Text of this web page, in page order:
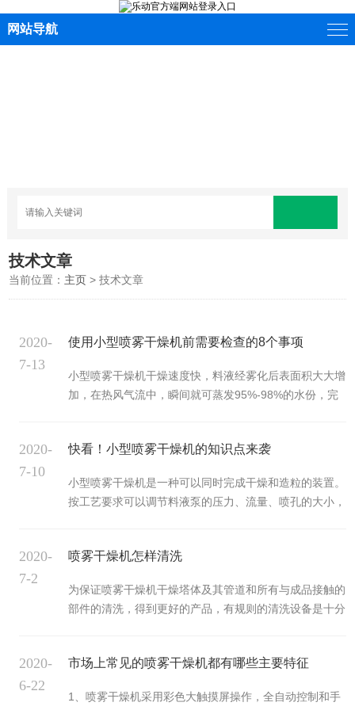
网站导航
技术文章
当前位置： 主页 > 技术文章
使用小型喷雾干燥机前需要检查的8个事项
小型喷雾干燥机干燥速度快，料液经雾化后表面积大大增
加，在热风气流中，瞬间就可蒸发95%-98%的水份，完
可确保万一的发现故障，利于第一时间排除法维修。而且
大的提升。1、检查喷雾干燥机各个装置的轴承和密封部
分连接处有无松动；2、检查各个机械部件的润滑油状况
查管道连接处是否装好密封材...
2020-
7-13
快看！小型喷雾干燥机的知识点来袭
小型喷雾干燥机是一种可以同时完成干燥和造粒的装置。
按工艺要求可以调节料液泵的压力、流量、喷孔的大小，
其与热空气接触而被干燥。多种领域：饮料、香料和色
质塑料、聚合物和树脂、芳香剂、血制品、制陶和超导体
生化制品、染料肥皂和洗涤剂、食品、黏合剂、氧化物、
陶瓷电加热丝组成，完成将常压空...
2020-
7-10
喷雾干燥机怎样清洗
为保证喷雾干燥机干燥塔体及其管道和所有与成品接触的
部件的清洗，得到更好的产品，有规则的清洗设备是十分
法，可根据实际选择干洗、湿洗或化学洗。干洗：用刷
的热水进行清洗。化学洗：用碱液、酸液和各种洗涤剂清
2020-
7-2
市场上常见的喷雾干燥机都有哪些主要特征
1、喷雾干燥机采用彩色大触摸屏操作，全自动控制和手
2020-
6-22